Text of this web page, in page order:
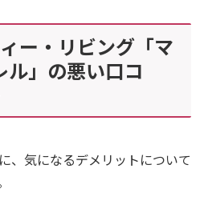
ー・リビング「マ
」の悪い口コ
、気になるデメリットについて